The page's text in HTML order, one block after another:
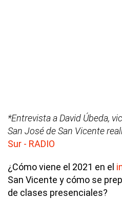
*Entrevista a David Úbeda,
San José de San Vicente
Sur - RADIO
¿Cómo viene el 2021 en el
San Vicente y cómo se
de clases presenciales?